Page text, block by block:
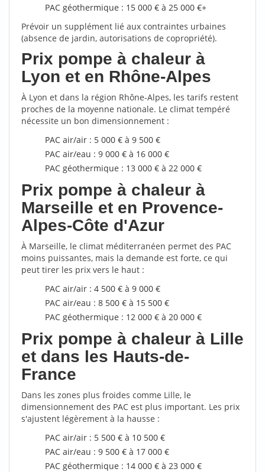
PAC géothermique : 15 000 € à 25 000 €+
Prévoir un supplément lié aux contraintes urbaines
(absence de jardin, autorisations de copropriété).
Prix pompe à chaleur à
Lyon et en Rhône-Alpes
À Lyon et dans la région Rhône-Alpes, les tarifs restent
proches de la moyenne nationale. Le climat tempéré
nécessite un bon dimensionnement :
PAC air/air : 5 000 € à 9 500 €
PAC air/eau : 9 000 € à 16 000 €
PAC géothermique : 13 000 € à 22 000 €
Prix pompe à chaleur à
Marseille et en Provence-
Alpes-Côte d'Azur
À Marseille, le climat méditerranéen permet des PAC
moins puissantes, mais la demande est forte, ce qui
peut tirer les prix vers le haut :
PAC air/air : 4 500 € à 9 000 €
PAC air/eau : 8 500 € à 15 500 €
PAC géothermique : 12 000 € à 20 000 €
Prix pompe à chaleur à Lille
et dans les Hauts-de-
France
Dans les zones plus froides comme Lille, le
dimensionnement des PAC est plus important. Les prix
s'ajustent légèrement à la hausse :
PAC air/air : 5 500 € à 10 500 €
PAC air/eau : 9 500 € à 17 000 €
PAC géothermique : 14 000 € à 23 000 €